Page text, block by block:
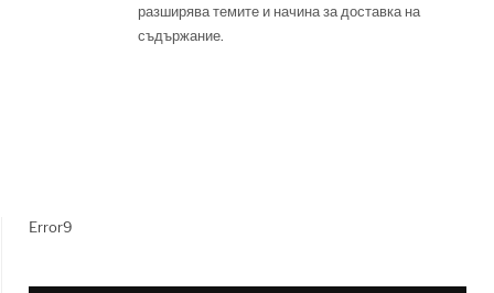
разширява темите и начина за доставка на
съдържание.
Error9